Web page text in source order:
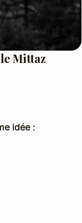
Mittaz
idée :